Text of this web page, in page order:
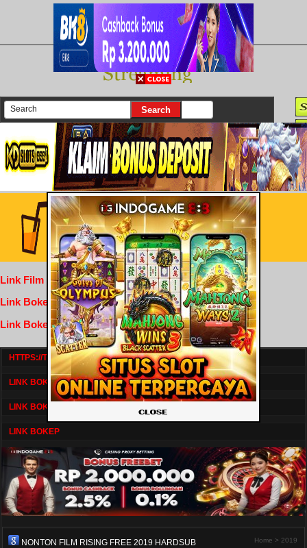
There are currently 25630 movies on our website
Login
Link Film Dewasa
Link Bokep Indofilm
Link Bokep FilmNikmat
HTTPS://TV1.BOSKU21.CAM/
LINK BOKEP DRAMASERIAL
LINK BOKEP
LINK BOKEP
NONTON FILM RISING FREE 2019 HARDSUB Home > 2019